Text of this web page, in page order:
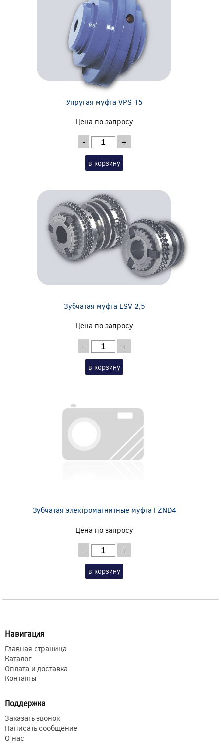
Упругая муфта VPS 15
Цена по запросу
- +
в корзину
Зубчатая муфта LSV 2,5
Цена по запросу
- +
в корзину
Зубчатая электромагнитные муфта FZND4
Цена по запросу
- +
в корзину
Навигация
Главная страница
Каталог
Оплата и доставка
Контакты
Поддержка
Заказать звонок
Написать сообщение
О нас